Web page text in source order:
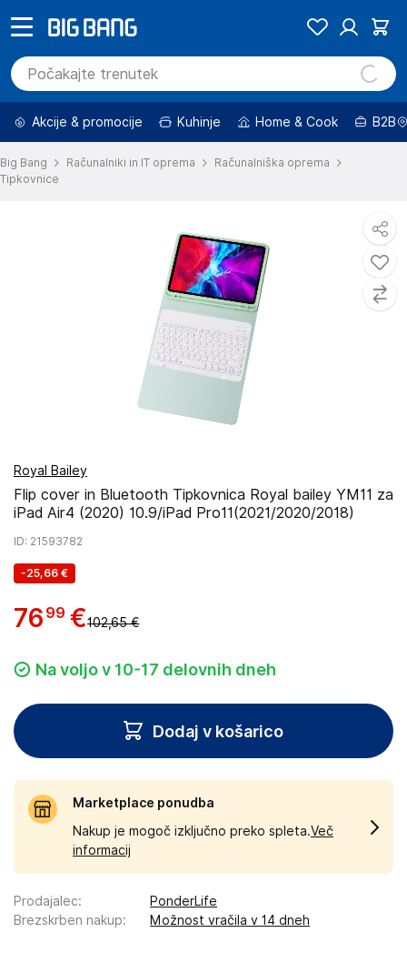
Akcije & promocije Kuhinje Home & Cook B2B
Big Bang Računalniki in IT oprema
Računalniška oprema
Tipkovnice
Royal Bailey
Flip cover in Bluetooth Tipkovnica Royal bailey YM11 za
iPad Air4 (2020) 10.9/iPad Pro11(2021/2020/2018)
ID: 21593782
-25,66 €
76 99 €102,65 €
Na voljo v 10-17 delovnih dneh
Dodaj v košarico
Marketplace ponudba
Nakup je mogoč izključno preko spleta.Več
informacij
Prodajalec:
PonderLife
Brezskrben nakup: Možnost vračila v 14 dneh